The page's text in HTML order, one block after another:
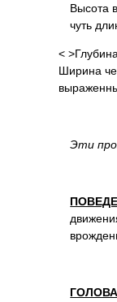
Высота
чуть
<
Ширина
Эти
ГОЛОВА